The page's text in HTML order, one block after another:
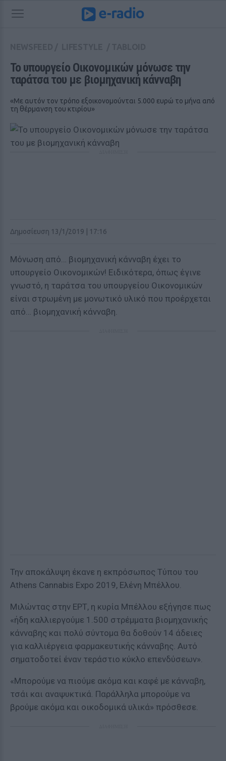
Το υπουργείο Οικονομικών μόνωσε την
ταράτσα του με βιομηχανική κάνναβη
«Με αυτόν τον τρόπο εξοικονομούνται 5.000 ευρώ το μήνα από
τη θέρμανση του κτιρίου»
Δημοσίευση 13/1/2019 | 17:16
Μόνωση από… βιομηχανική κάνναβη έχει το
υπουργείο Οικονομικών! Ειδικότερα, όπως έγινε
γνωστό, η ταράτσα του υπουργείου Οικονομικών
είναι στρωμένη με μονωτικό υλικό που προέρχεται
από… βιομηχανική κάνναβη.
Την αποκάλυψη έκανε η εκπρόσωπος Τύπου του
Αthens Cannabis Expo 2019, Ελένη Μπέλλου.
Μιλώντας στην ΕΡΤ, η κυρία Μπέλλου εξήγησε πως
«ήδη καλλιεργούμε 1.500 στρέμματα βιομηχανικής
κάνναβης και πολύ σύντομα θα δοθούν 14 άδειες
για καλλιέργεια φαρμακευτικής κάνναβης. Αυτό
σηματοδοτεί έναν τεράστιο κύκλο επενδύσεων».
«Μπορούμε να πιούμε ακόμα και καφέ με κάνναβη,
τσάι και αναψυκτικά. Παράλληλα μπορούμε να
βρούμε ακόμα και οικοδομικά υλικά» πρόσθεσε.